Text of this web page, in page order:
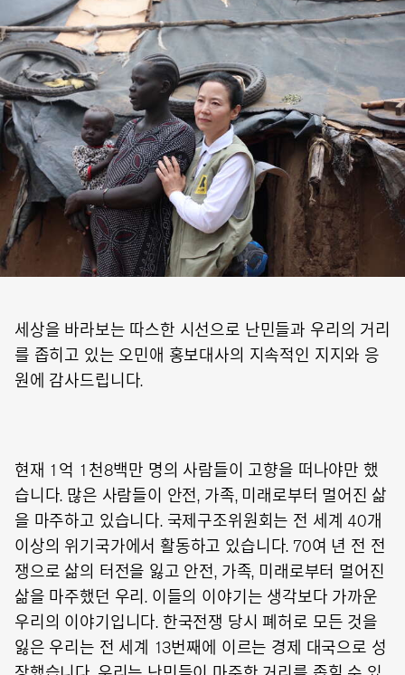
세상을 바라보는 따스한 시선으로 난민들과 우리의 거리
를 좁히고 있는 오민애 홍보대사의 지속적인 지지와 응
원에 감사드립니다.
현재 1억 1천8백만 명의 사람들이 고향을 떠나야만 했
습니다. 많은 사람들이 안전, 가족, 미래로부터 멀어진 삶
을 마주하고 있습니다. 국제구조위원회는 전 세계 40개
이상의 위기국가에서 활동하고 있습니다. 70여 년 전 전
쟁으로 삶의 터전을 잃고 안전, 가족, 미래로부터 멀어진
삶을 마주했던 우리. 이들의 이야기는 생각보다 가까운
우리의 이야기입니다. 한국전쟁 당시 폐허로 모든 것을
잃은 우리는 전 세계 13번째에 이르는 경제 대국으로 성